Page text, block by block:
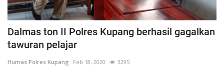
Dalmas ton II Polres Kupang berhasil gagalkan
tawuran pelajar
Humas Polres Kupang Feb 18, 2020 3295